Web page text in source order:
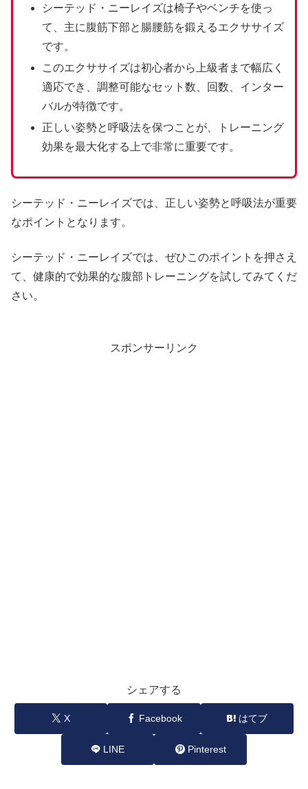
シーテッド・ニーレイズは椅子やベンチを使っ
て、主に腹筋下部と腸腰筋を鍛えるエクササイズ
です。
このエクササイズは初心者から上級者まで幅広く
適応でき、調整可能なセット数、回数、インター
バルが特徴です。
正しい姿勢と呼吸法を保つことが、トレーニング
効果を最大化する上で非常に重要です。
シーテッド・ニーレイズでは、正しい姿勢と呼吸法が重要
なポイントとなります。
シーテッド・ニーレイズでは、ぜひこのポイントを押さえ
て、健康的で効果的な腹部トレーニングを試してみてくだ
さい。
スポンサーリンク
シェアする
X Facebook はてブ
LINE Pinterest